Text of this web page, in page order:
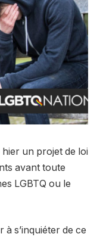
hier un projet de loi
avant toute
LGBTQ ou le
s’inquiéter de ce